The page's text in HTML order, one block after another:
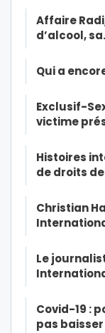
Affaire
d’alcool,
Qui a
Exclusif-
victime
Histoires
de droits
Christian
Le
Covid-19 :
pas